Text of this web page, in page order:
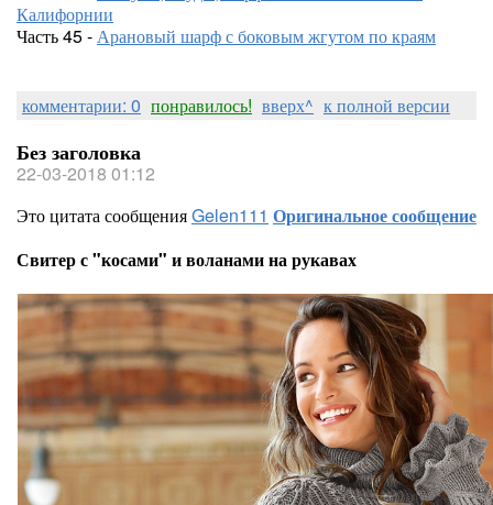
Калифорнии
Часть 45 -Арановый шарф с боковым жгутом по краям
комментарии: 0 понравилось! вверх^ к полной версии
Без заголовка
22-03-2018 01:12
Это цитата сообщенияGelen111 Оригинальное сообщение
Свитер с "косами" и воланами на рукавах